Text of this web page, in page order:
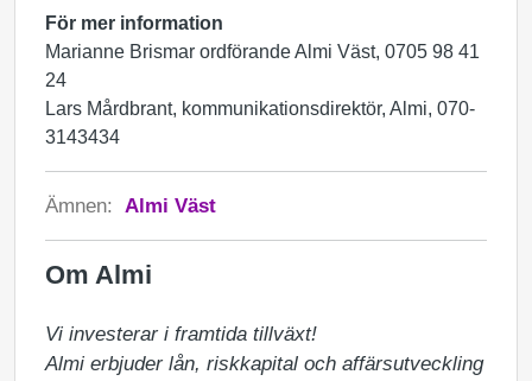
För mer information
Marianne Brismar ordförande Almi Väst, 0705 98 41
24
Lars Mårdbrant, kommunikationsdirektör, Almi, 070-
3143434
Ämnen: Almi Väst
Om Almi
Vi investerar i framtida tillväxt!
Almi erbjuder lån, riskkapital och affärsutveckling